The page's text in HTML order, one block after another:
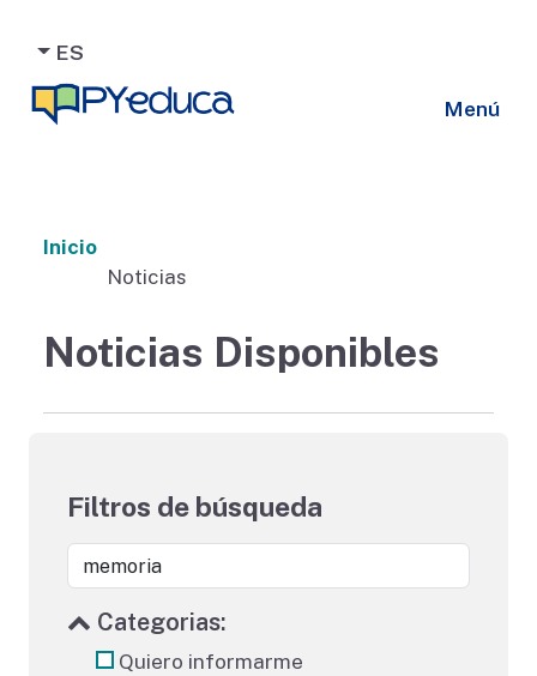
ES
Menú
Inicio
Noticias
Noticias Disponibles
Filtros de búsqueda
Categorias:
Quiero informarme